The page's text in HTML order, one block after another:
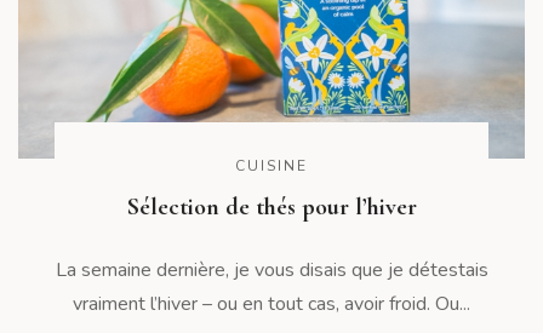
CUISINE
Sélection de thés pour l’hiver
La semaine dernière, je vous disais que je détestais
vraiment l’hiver – ou en tout cas, avoir froid. Ou...